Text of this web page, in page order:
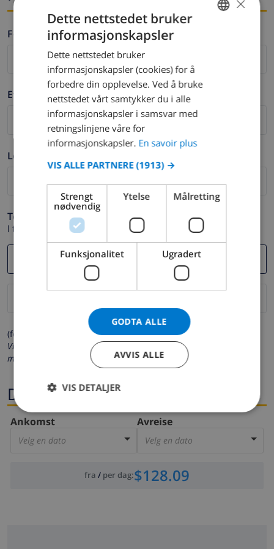
Fornavn *
Etternavn *
Logg ut *
Telefon *
I tilfelle din e-postadresse ikke fungerer.
(felter merket med * må fylles ut)
Vi respekterer ditt personvern. Dine personalia vil aldri bli delt
med andre.
Datoer
Ankomst
Velg en dato
Avreise
Velg en dato
fra / per dag:$128.09
SPANISH
GERMAN
CATALAN
NORWEGIAN
Dette nettstedet bruker
informasjonskapsler
Dette nettstedet bruker
informasjonskapsler (cookies) for å
forbedre din opplevelse. Ved å bruke
nettstedet vårt samtykker du i alle
informasjonskapsler i samsvar med
retningslinjene våre for
informasjonskapsler. En savoir plus
VIS ALLE PARTNERE (1913) →
Strengt
nødvendig
Ytelse Målretting
Funksjonalitet Ugradert
GODTA ALLE
AVVIS ALLE
VIS DETALJER